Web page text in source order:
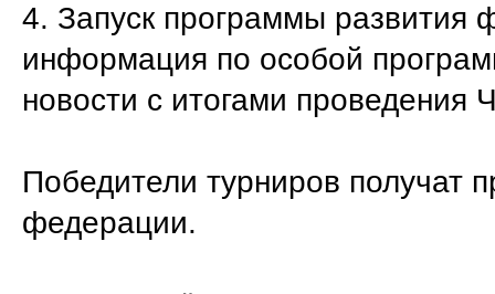
4. Запуск программы развития
информация по особой
новости с итогами проведения
Победители турниров получат
федерации.